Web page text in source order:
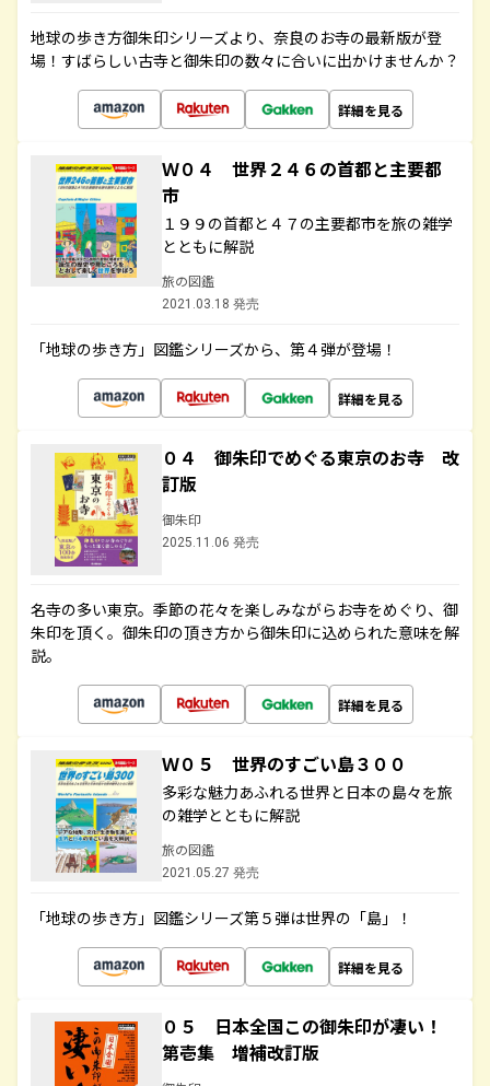
地球の歩き方御朱印シリーズより、奈良のお寺の最新版が登
場！すばらしい古寺と御朱印の数々に合いに出かけませんか？
詳細を見る
Ｗ０４ 世界２４６の首都と主要都
市
１９９の首都と４７の主要都市を旅の雑学
とともに解説
旅の図鑑
2021.03.18 発売
「地球の歩き方」図鑑シリーズから、第４弾が登場！
詳細を見る
０４ 御朱印でめぐる東京のお寺 改
訂版
御朱印
2025.11.06 発売
名寺の多い東京。季節の花々を楽しみながらお寺をめぐり、御
朱印を頂く。御朱印の頂き方から御朱印に込められた意味を解
説。
詳細を見る
Ｗ０５ 世界のすごい島３００
多彩な魅力あふれる世界と日本の島々を旅
の雑学とともに解説
旅の図鑑
2021.05.27 発売
「地球の歩き方」図鑑シリーズ第５弾は世界の「島」！
詳細を見る
０５ 日本全国この御朱印が凄い！
第壱集 増補改訂版